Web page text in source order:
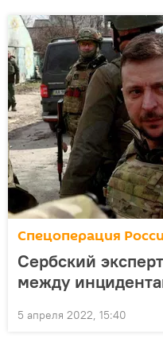
Спецоперация
Сербский
между
5 апреля 2022, 15:40